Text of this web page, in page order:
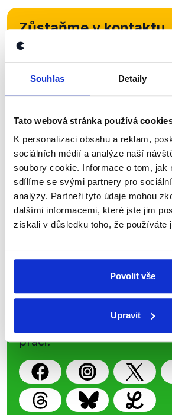
Souhlas Detaily
Tato webová stránka používá
K personalizaci obsahu a reklam,
sociálních médií a analýze naší
soubory cookie. Informace o tom, jak
sdílíme se svými partnery pro
analýzy. Partneři tyto údaje mohou
dalšími informacemi, které jste jim
získali v důsledku toho, že používáte
Povolit vše
Upravit
Zůstaňme v kontaktu
newsletteru nebo
kanálu, kde pravidelně
Začněte nás odebírat, a
přehled o tom, jaké
nepravdy se zrovna v
Newsletter
Sociální sítě
příspěvků přátelům
práci.